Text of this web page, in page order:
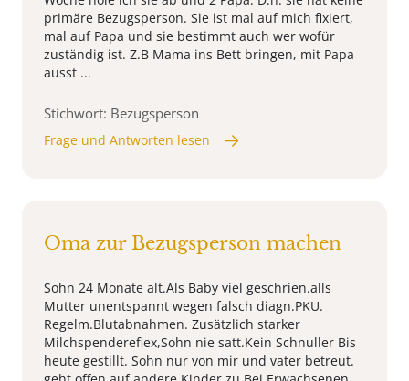
primäre Bezugsperson. Sie ist mal auf mich fixiert,
mal auf Papa und sie bestimmt auch wer wofür
zuständig ist. Z.B Mama ins Bett bringen, mit Papa
ausst ...
Stichwort: Bezugsperson
Frage und Antworten lesen
Oma zur Bezugsperson machen
Sohn 24 Monate alt.Als Baby viel geschrien.alls
Mutter unentspannt wegen falsch diagn.PKU.
Regelm.Blutabnahmen. Zusätzlich starker
Milchspendereflex,Sohn nie satt.Kein Schnuller Bis
heute gestillt. Sohn nur von mir und vater betreut.